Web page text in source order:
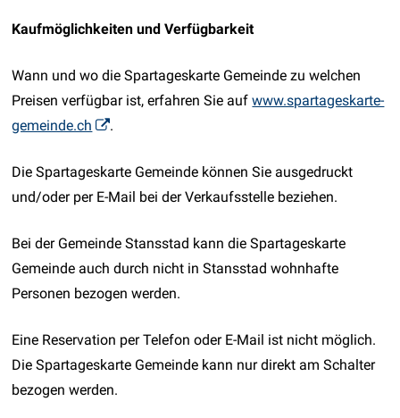
Kaufmöglichkeiten und Verfügbarkeit
Wann und wo die Spartageskarte Gemeinde zu welchen
Preisen verfügbar ist, erfahren Sie aufwww.spartageskarte-
gemeinde.ch
.
Die Spartageskarte Gemeinde können Sie ausgedruckt
und/oder per E-Mail bei der Verkaufsstelle beziehen.
Bei der Gemeinde Stansstad kann die Spartageskarte
Gemeinde auch durch nicht in Stansstad wohnhafte
Personen bezogen werden.
Eine Reservation per Telefon oder E-Mail ist nicht möglich.
Die Spartageskarte Gemeinde kann nur direkt am Schalter
bezogen werden.